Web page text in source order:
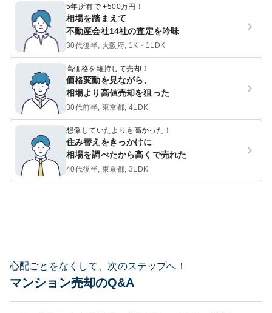
5年所有で +500万円！
相場を踏まえて
不動産会社14社の査定を吟味
30代後半, 大阪府, 1K・1LDK
高価格を維持して売却！
価格変動を見ながら、
相場より高値売却を狙った
30代前半, 東京都, 4LDK
想像していたよりも高かった！
住み替えをきっかけに
相場を調べたから高くで売れた
40代後半, 東京都, 3LDK
心配ごとをなくして、次のステップへ！
マンション売却のQ&A